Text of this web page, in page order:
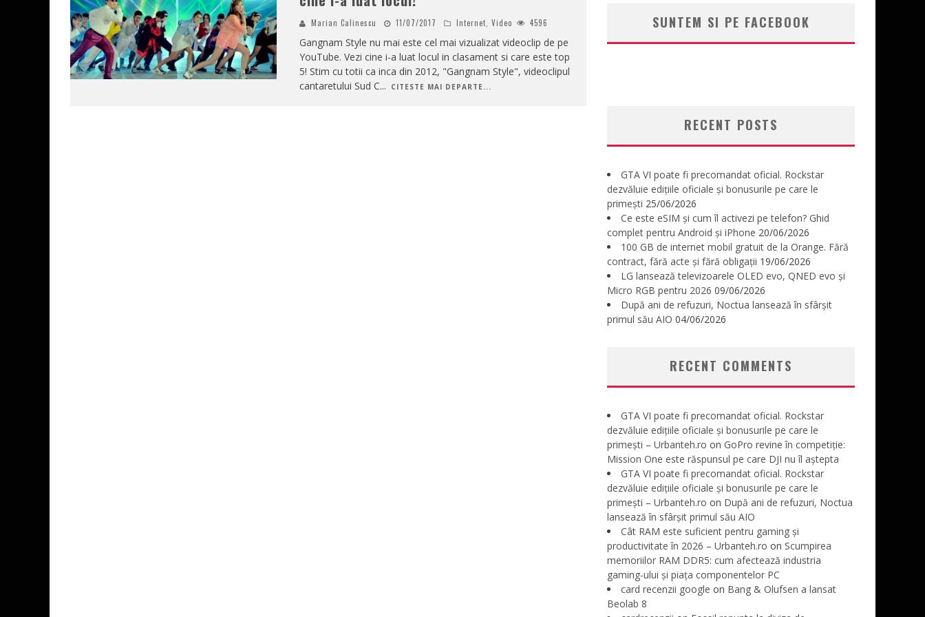
Marian Calinescu 11/07/2017 Internet Video 4596
Gangnam Style nu mai este cel mai vizualizat videoclip de pe
YouTube. Vezi cine i-a luat locul in clasament si care este top
5! Stim cu totii ca inca din 2012, "Gangnam Style", videoclipul
cantaretului Sud C... CITESTE MAI DEPARTE...
SUNTEM SI PE FACEBOOK
RECENT POSTS
GTA VI poate fi precomandat oficial. Rockstar
dezvăluie edițiile oficiale și bonusurile pe care le
primești 25/06/2026
Ce este eSIM și cum îl activezi pe telefon? Ghid
complet pentru Android și iPhone 20/06/2026
100 GB de internet mobil gratuit de la Orange. Fără
contract, fără acte și fără obligații 19/06/2026
LG lansează televizoarele OLED evo, QNED evo și
Micro RGB pentru 2026 09/06/2026
După ani de refuzuri, Noctua lansează în sfârșit
primul său AIO 04/06/2026
RECENT COMMENTS
GTA VI poate fi precomandat oficial. Rockstar
dezvăluie edițiile oficiale și bonusurile pe care le
primești – Urbanteh.ro on GoPro revine în competiție:
Mission One este răspunsul pe care DJI nu îl aștepta
GTA VI poate fi precomandat oficial. Rockstar
dezvăluie edițiile oficiale și bonusurile pe care le
primești – Urbanteh.ro on După ani de refuzuri, Noctua
lansează în sfârșit primul său AIO
Cât RAM este suficient pentru gaming și
productivitate în 2026 – Urbanteh.ro on Scumpirea
memoriilor RAM DDR5: cum afectează industria
gaming-ului și piața componentelor PC
card recenzii google on Bang & Olufsen a lansat
Beolab 8